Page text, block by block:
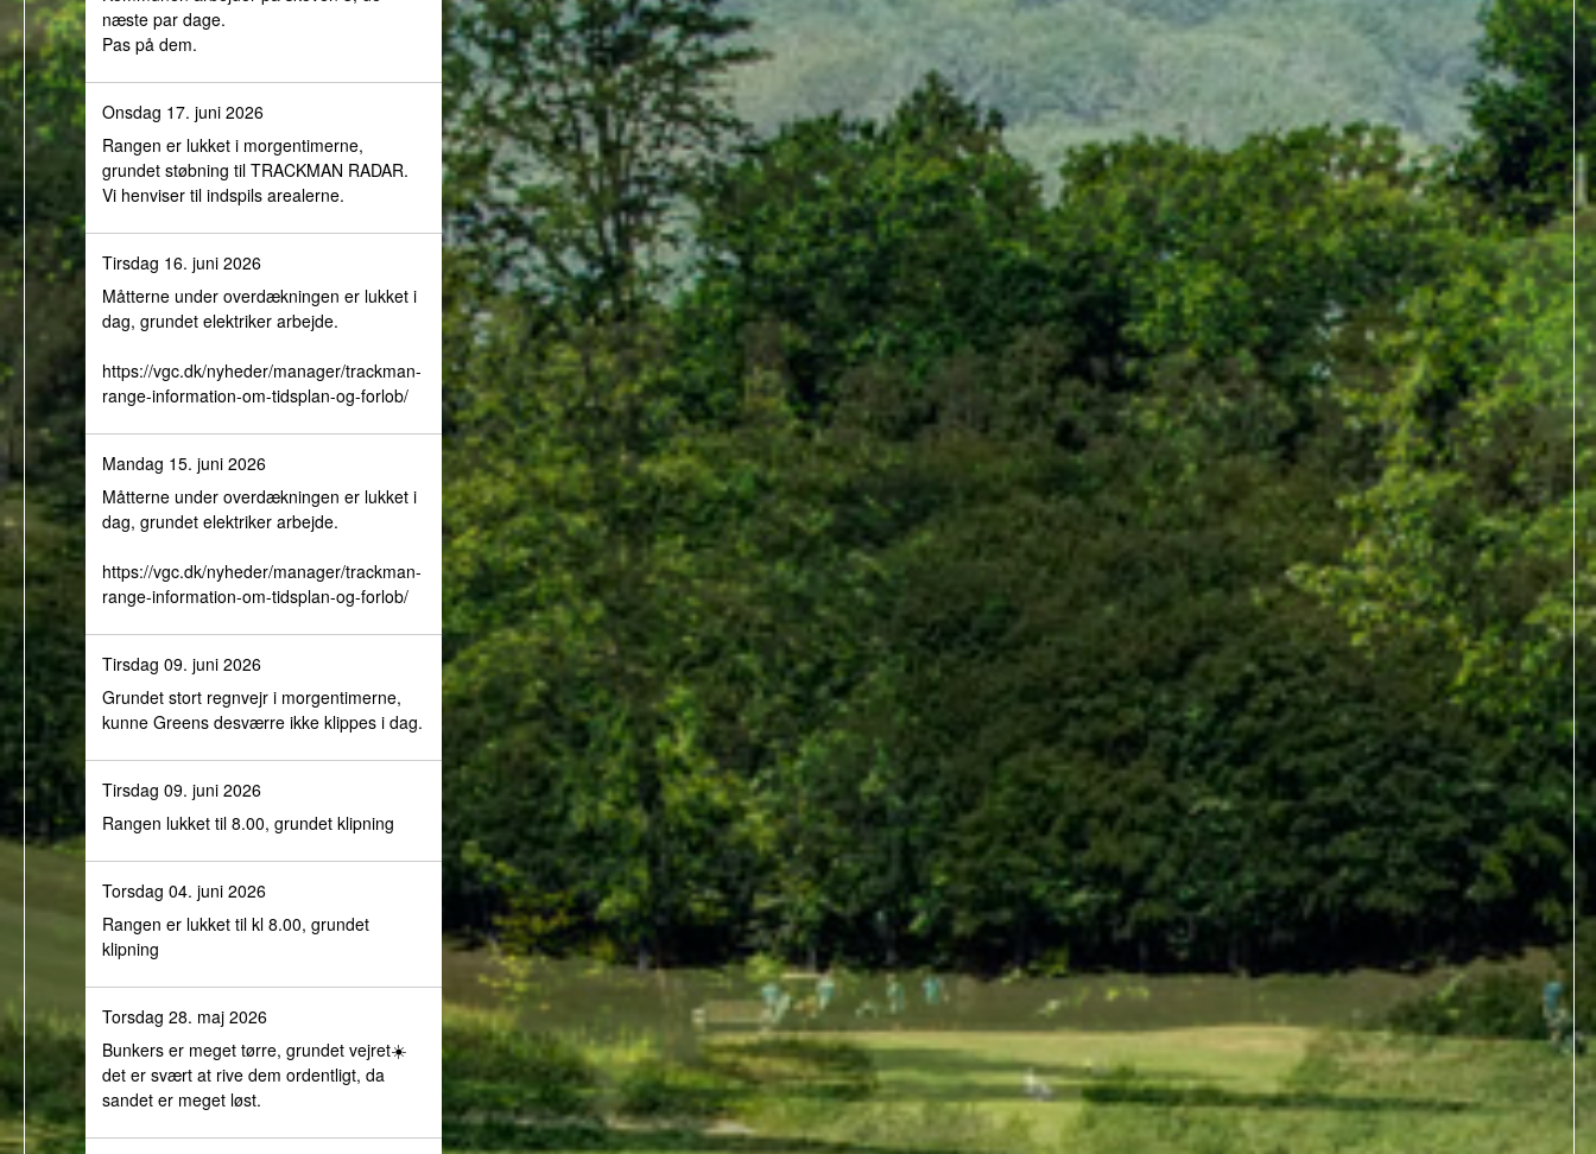
næste par dage.
Pas på dem.
Onsdag 17. juni 2026
Rangen er lukket i morgentimerne,
grundet støbning til TRACKMAN RADAR.
Vi henviser til indspils arealerne.
Tirsdag 16. juni 2026
Måtterne under overdækningen er lukket i
dag, grundet elektriker arbejde.
https://vgc.dk/nyheder/manager/trackman-
range-information-om-tidsplan-og-forlob/
Mandag 15. juni 2026
Måtterne under overdækningen er lukket i
dag, grundet elektriker arbejde.
https://vgc.dk/nyheder/manager/trackman-
range-information-om-tidsplan-og-forlob/
Tirsdag 09. juni 2026
Grundet stort regnvejr i morgentimerne,
kunne Greens desværre ikke klippes i dag.
Tirsdag 09. juni 2026
Rangen lukket til 8.00, grundet klipning
Torsdag 04. juni 2026
Rangen er lukket til kl 8.00, grundet
klipning
Torsdag 28. maj 2026
Bunkers er meget tørre, grundet vejret☀️
det er svært at rive dem ordentligt, da
sandet er meget løst.